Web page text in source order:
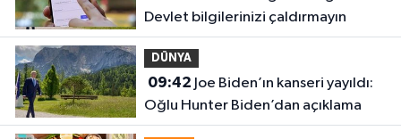
Devlet bilgilerinizi çaldırmayın
DÜNYA
09:42
Oğlu Hunter Biden’dan açıklama